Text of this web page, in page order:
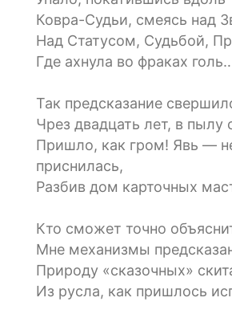
Ковра-Судьи, смеясь над
Над Статусом, Судьбой,
Где ахнула во фраках
Так предсказание
Чрез двадцать лет, в пылу
Пришло, как гром! Явь —
приснилась,
Разбив дом карточных
Кто сможет точно
Мне механизмы
Природу «сказочных»
Из русла, как пришлось